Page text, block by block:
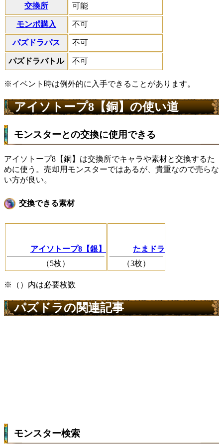
交換所 可能
モンポ購入 不可
パズドラパス 不可
パズドラバトル 不可
※イベント時は例外的に入手できることがあります。
アイソトープ8【銅】の使い道
モンスターとの交換に使用できる
アイソトープ8【銅】は交換所でキャラや素材と交換するた
めに使う。売却用モンスターではあるが、貴重なので売らな
い方が良い。
交換できる素材
アイソトープ8【銀】
（5枚）
たまドラ
（3枚）
※（）内は必要枚数
パズドラの関連記事
モンスター検索